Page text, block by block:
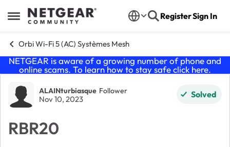
Open Side Menu
Skip to content RegisterSign In
Orbi Wi-Fi 5 (AC) Systèmes Mesh
NETGEAR is aware of a growing number of phone and
online scams. To learn how to stay safe click here.
Forum Discussion
ALAINturbiasque Follower
Nov 10, 2023 Solved
RBR20